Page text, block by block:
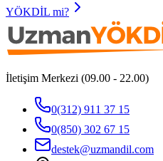
YÖKDİL mi?
İletişim Merkezi (09.00 - 22.00)
0(312) 911 37 15
0(850) 302 67 15
destek@uzmandil.com